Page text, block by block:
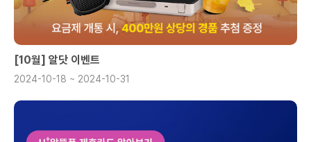
[10월] 알닷 이벤트
2024-10-18 ~ 2024-10-31